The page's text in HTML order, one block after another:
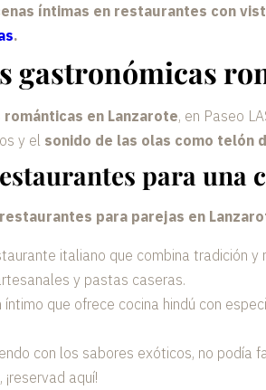
íntimas en restaurantes con
.
gastronómicas
románticas en Lanzarote, en Paseo
y el sonido de las olas como telón
para una
para parejas en
italiano que combina tradición
y pastas caseras.
íntimo que ofrece cocina hindú con
con los sabores exóticos, no podía
aquí!